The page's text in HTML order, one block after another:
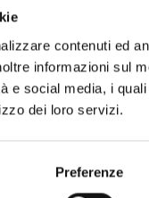
contenuti ed
informazioni sul
e social media, i
dei loro servizi.
Preferenze€ 6,90